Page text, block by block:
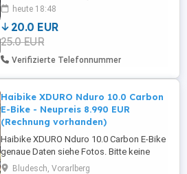
Klassiker. Der Kork-Sandale
nachempfunden, besteht dieses Modell
aus EVA. Der hochwertige,
geruchsneutrale und schadstoffgeprüfte
Kunststoff EVA vereint viele positive
Eigenschaften: Er ist sehr ...
heute 18:48
20.0 EUR
25.0 EUR
Verifizierte Telefonnummer
Haibike XDURO Nduro 10.0 Carbon
E-Bike - Neupreis 8.990 EUR
(Rechnung vorhanden)
Haibike XDURO Nduro 10.0 Carbon E-Bike
genaue Daten siehe Fotos. Bitte keine
Tauschangebote anbieten!
Bludesch, Vorarlberg